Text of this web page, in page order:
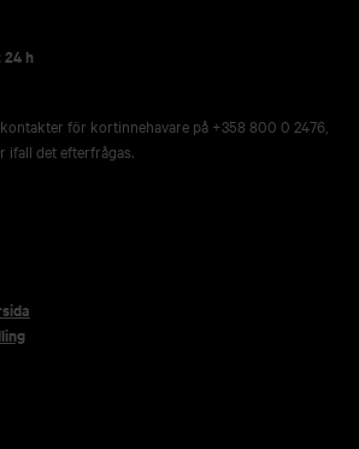
h
för kortinnehavare på +358 800 0 2476,
ifall det efterfrågas.